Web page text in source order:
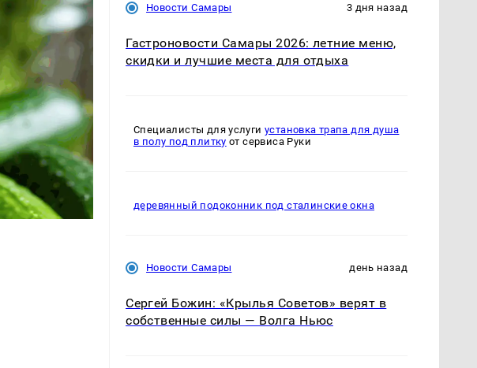
Новости Самары 3 дня назад
Гастроновости Самары 2026: летние меню,
скидки и лучшие места для отдыха
Специалисты для услугиустановка трапа для душа
в полу под плитку от сервиса Руки
деревянный подоконник под сталинские окна
Новости Самары день назад
Сергей Божин: «Крылья Советов» верят в
собственные силы — Волга Ньюс